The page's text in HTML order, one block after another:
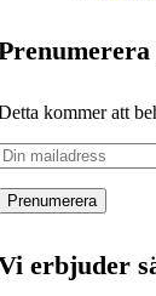
kommer att
erbjuder